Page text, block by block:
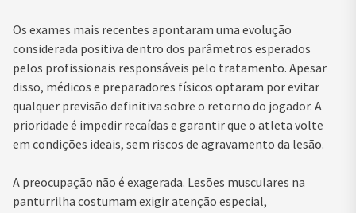
Os exames mais recentes apontaram uma evolução
considerada positiva dentro dos parâmetros esperados
pelos profissionais responsáveis pelo tratamento. Apesar
disso, médicos e preparadores físicos optaram por evitar
qualquer previsão definitiva sobre o retorno do jogador. A
prioridade é impedir recaídas e garantir que o atleta volte
em condições ideais, sem riscos de agravamento da lesão.
A preocupação não é exagerada. Lesões musculares na
panturrilha costumam exigir atenção especial,